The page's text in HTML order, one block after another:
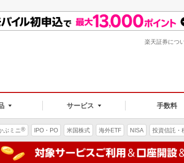
サービス 手数料
楽天証券につ
ぶミニ® IPO・PO 米国株式 海外ETF NISA 投資信託・